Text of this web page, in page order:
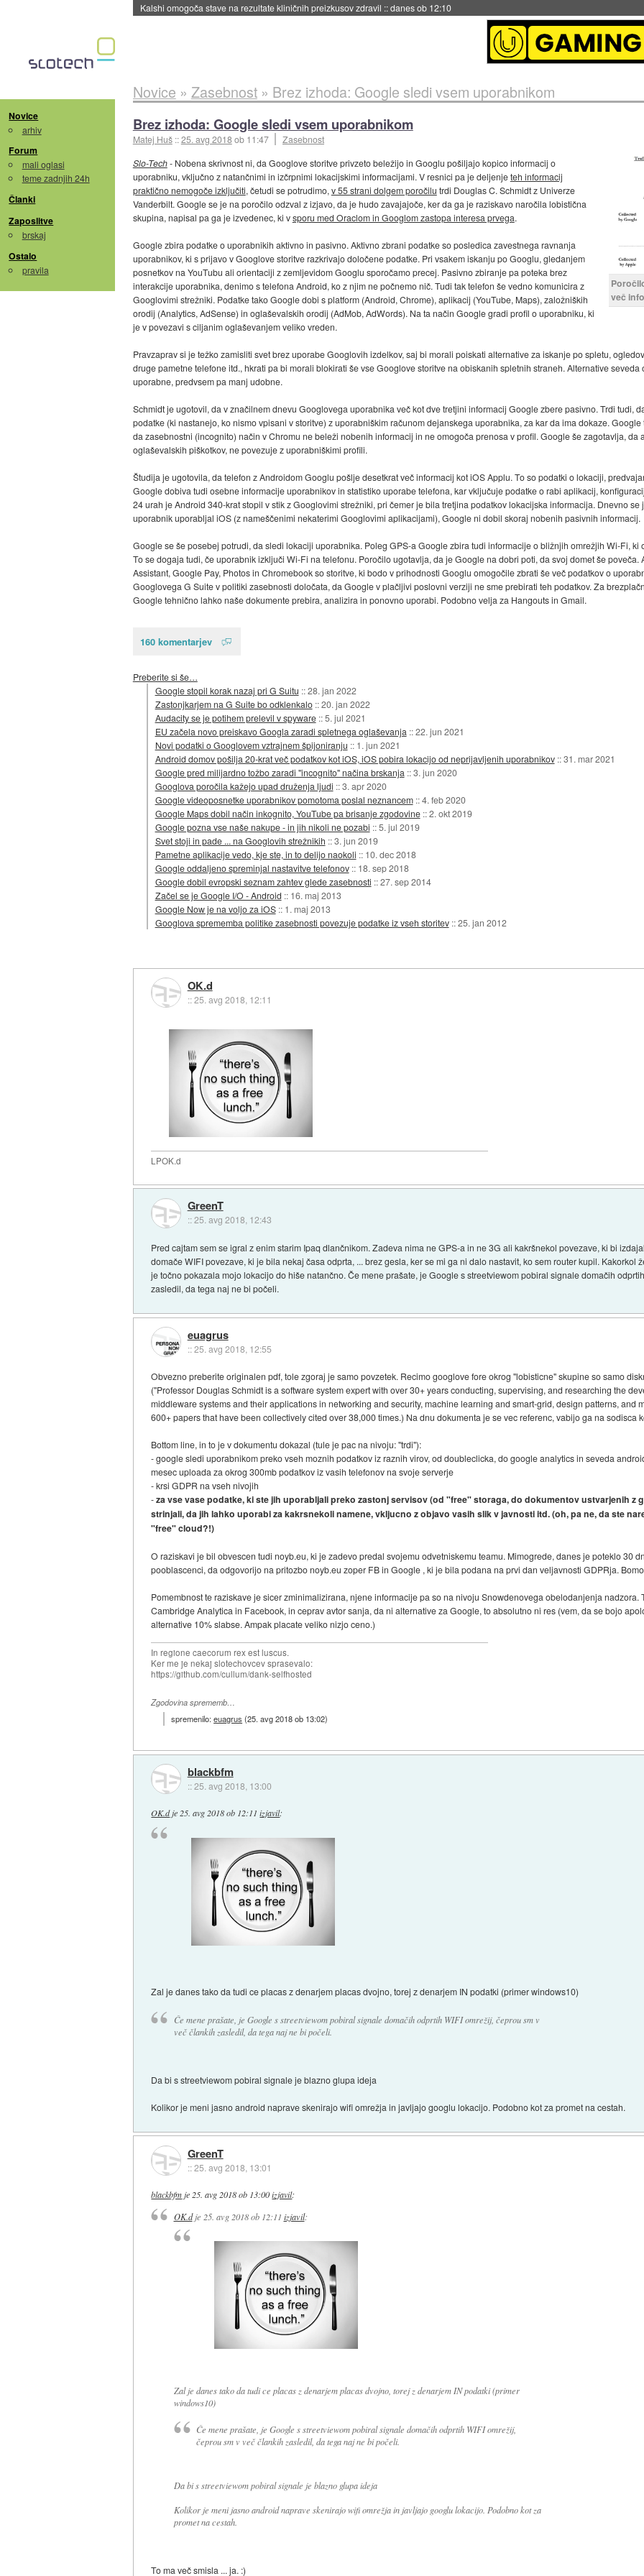
Sandisk že prodal več kot polovico SSD-jev za naslednji dve leti::danes ob 11:37
Novice
arhiv
Forum
mali oglasi
teme zadnjih 24h
Članki
Zaposlitve
brskaj
Ostalo
pravila
Novice » Zasebnost» Brez izhoda: Google sledi vsem uporabnikom
Brez izhoda: Google sledi vsem uporabnikom
Matej Huš ::25. avg 2018ob 11:47 Zasebnost
več
Slo-Tech- Nobena skrivnost ni, da Googlove storitve privzeto beležijo in Googlu pošiljajo kopico informacij o
uporabniku, vključno z natančnimi in izčrpnimi lokacijskimi informacijami. V resnici pa je deljenjeteh informacij
praktično nemogoče izključiti, četudi se potrudimo, v 55 strani dolgem poročilu trdi Douglas C. Schmidt z Univerze
Vanderbilt. Google se je na poročilo odzval z izjavo, da je hudo zavajajoče, ker da ga je raziskavo naročila lobistična
skupina, napisal pa ga je izvedenec, ki vsporu med Oraclom in Googlom zastopa interesa prvega.
Google zbira podatke o uporabnikih aktivno in pasivno. Aktivno zbrani podatke so posledica zavestnega ravnanja
uporabnikov, ki s prijavo v Googlove storitve razkrivajo določene podatke. Pri vsakem iskanju po Googlu, gledanjem
posnetkov na YouTubu ali orientaciji z zemljevidom Googlu sporočamo precej. Pasivno zbiranje pa poteka brez
interakcije uporabnika, denimo s telefona Android, ko z njim ne počnemo nič. Tudi tak telefon še vedno komunicira z
Googlovimi strežniki. Podatke tako Google dobi s platform (Android, Chrome), aplikacij (YouTube, Maps), založniških
orodij (Analytics, AdSense) in oglaševalskih orodij (AdMob, AdWords). Na ta način Google gradi profil o uporabniku, ki
je v povezavi s ciljanim oglaševanjem veliko vreden.
Pravzaprav si je težko zamisliti svet brez uporabe Googlovih izdelkov, saj bi morali poiskati alternative za iskanje po spletu,
druge pametne telefone itd., hkrati pa bi morali blokirati še vse Googlove storitve na obiskanih spletnih straneh. Alternative
uporabne, predvsem pa manj udobne.
Schmidt je ugotovil, da v značilnem dnevu Googlovega uporabnika več kot dve tretjini informacij Google zbere pasivno. Trdi tudi,
podatke (ki nastanejo, ko nismo vpisani v storitve) z uporabniškim računom dejanskega uporabnika, za kar da ima dokaze.
da zasebnostni (incognito) način v Chromu ne beleži nobenih informacij in ne omogoča prenosa v profil. Google še zagotavlja, da
oglaševalskih piškotkov, ne povezuje z uporabniškimi profili.
Študija je ugotovila, da telefon z Androidom Googlu pošlje desetkrat več informacij kot iOS Applu. To so podatki o lokaciji,
Google dobiva tudi osebne informacije uporabnikov in statistiko uporabe telefona, kar vključuje podatke o rabi aplikacij,
24 urah je Android 340-krat stopil v stik z Googlovimi strežniki, pri čemer je bila tretjina podatkov lokacijska informacija. Dnevno
uporabnik uporabljal iOS (z nameščenimi nekaterimi Googlovimi aplikacijami), Google ni dobil skoraj nobenih pasivnih informacij.
Google se še posebej potrudi, da sledi lokaciji uporabnika. Poleg GPS-a Google zbira tudi informacije o bližnjih omrežjih Wi-Fi,
To se dogaja tudi, če uporabnik izključi Wi-Fi na telefonu. Poročilo ugotavlja, da je Google na dobri poti, da svoj domet še
Assistant, Google Pay, Photos in Chromebook so storitve, ki bodo v prihodnosti Googlu omogočile zbrati še več podatkov o
Googlovega G Suite v politiki zasebnosti določata, da Google v plačljivi poslovni verziji ne sme prebirati teh podatkov. Za
Google tehnično lahko naše dokumente prebira, analizira in ponovno uporabi. Podobno velja za Hangouts in Gmail.
160 komentarjev
Preberite si še…
Google stopil korak nazaj pri G Suitu ::28. jan 2022
Zastonjkarjem na G Suite bo odklenkalo ::20. jan 2022
Audacity se je potihem prelevil v spyware ::5. jul 2021
EU začela novo preiskavo Googla zaradi spletnega oglaševanja ::22. jun 2021
Novi podatki o Googlovem vztrajnem špijoniranju :: 1. jun 2021
Android domov pošilja 20-krat več podatkov kot iOS, iOS pobira lokacijo od neprijavljenih uporabnikov ::31. mar 2021
Google pred milijardno tožbo zaradi "incognito" načina brskanja ::3. jun 2020
Googlova poročila kažejo upad druženja ljudi ::3. apr 2020
Google videoposnetke uporabnikov pomotoma poslal neznancem ::4. feb 2020
Google Maps dobil način inkognito, YouTube pa brisanje zgodovine ::2. okt 2019
Google pozna vse naše nakupe - in jih nikoli ne pozabi ::5. jul 2019
Svet stoji in pade ... na Googlovih strežnikih ::3. jun 2019
Pametne aplikacije vedo, kje ste, in to delijo naokoli :: 10. dec 2018
Google oddaljeno spreminjal nastavitve telefonov :: 18. sep 2018
Google dobil evropski seznam zahtev glede zasebnosti ::27. sep 2014
Začel se je Google I/O - Android :: 16. maj 2013
Google Now je na voljo za iOS :: 1. maj 2013
Googlova sprememba politike zasebnosti povezuje podatke iz vseh storitev ::25. jan 2012
OK.d
::25. avg 2018, 12:11
LPOK.d
GreenT
::25. avg 2018, 12:43
Pred cajtam sem se igral z enim starim Ipaq dlančnikom. Zadeva nima ne GPS-a in ne 3G ali kakršnekol povezave, ki bi
domače WIFI povezave, ki je bila nekaj časa odprta, ... brez gesla, ker se mi ga ni dalo nastavit, ko sem router kupil. Kakorkol
je točno pokazala mojo lokacijo do hiše natančno. Če mene prašate, je Google s streetviewom pobiral signale domačih
zasledil, da tega naj ne bi počeli.
euagrus
::25. avg 2018, 12:55
Obvezno preberite originalen pdf, tole zgoraj je samo povzetek. Recimo googlove fore okrog "lobisticne" skupine so samo
("Professor Douglas Schmidt is a software system expert with over 30+ years conducting, supervising, and researching the
middleware systems and their applications in networking and security, machine learning and smart-grid, design patterns, and
600+ papers that have been collectively cited over 38,000 times.) Na dnu dokumenta je se vec referenc, vabijo ga na sodisca
Bottom line, in to je v dokumentu dokazal (tule je pac na nivoju: "trdi"):
- google sledi uporabnikom preko vseh moznih podatkov iz raznih virov, od doubleclicka, do google analytics in seveda
mesec uploada za okrog 300mb podatkov iz vasih telefonov na svoje serverje
- krsi GDPR na vseh nivojih
-za vse vase podatke, ki ste jih uporabljali preko zastonj servisov (od "free" storaga, do dokumentov ustvarjenih z
strinjali, da jih lahko uporabi za kakrsnekoli namene, vkljucno z objavo vasih slik v javnosti itd. (oh, pa ne, da ste
"free" cloud?!)
O raziskavi je bil obvescen tudi noyb.eu, ki je zadevo predal svojemu odvetniskemu teamu. Mimogrede, danes je poteklo 30
pooblascenci, da odgovorijo na pritozbo noyb.eu zoper FB in Google , ki je bila podana na prvi dan veljavnosti GDPRja.
Pomembnost te raziskave je sicer zminimalizirana, njene informacije pa so na nivoju Snowdenovega obelodanjenja nadzora.
Cambridge Analytica in Facebook, in ceprav avtor sanja, da ni alternative za Google, to absolutno ni res (vem, da se bojo
alternative 10% slabse. Ampak placate veliko nizjo ceno.)
In regione caecorum rex est luscus.
Ker me je nekaj slotechovcev sprasevalo:
https://github.com/cullum/dank-selfhosted
Zgodovina sprememb…
spremenilo:euagrus (25. avg 2018 ob 13:02)
blackbfm
::25. avg 2018, 13:00
OK.dje25. avg 2018 ob 12:11 izjavil:
Zal je danes tako da tudi ce placas z denarjem placas dvojno, torej z denarjem IN podatki (primer windows10)
Če mene prašate, je Google s streetviewom pobiral signale domačih odprtih WIFI omrežij, čeprou sm v
več člankih zasledil, da tega naj ne bi počeli.
Da bi s streetviewom pobiral signale je blazno glupa ideja
Kolikor je meni jasno android naprave skenirajo wifi omrežja in javljajo googlu lokacijo. Podobno kot za promet na cestah.
GreenT
::25. avg 2018, 13:01
blackbfmje25. avg 2018 ob 13:00 izjavil:
OK.dje 25. avg 2018 ob 12:11 izjavil:
Zal je danes tako da tudi ce placas z denarjem placas dvojno, torej z denarjem IN podatki (primer
windows10)
Če mene prašate, je Google s streetviewom pobiral signale domačih odprtih WIFI omrežij,
čeprou sm v več člankih zasledil, da tega naj ne bi počeli.
Da bi s streetviewom pobiral signale je blazno glupa ideja
Kolikor je meni jasno android naprave skenirajo wifi omrežja in javljajo googlu lokacijo. Podobno kot za
promet na cestah.
To ma več smisla ... ja. :)